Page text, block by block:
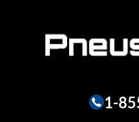
1-